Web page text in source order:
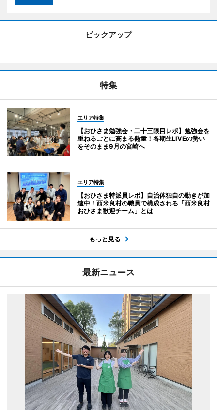
ピックアップ
特集
エリア特集
【おひさま勉強会・二十三限目レポ】勉強会を
重ねるごとに高まる熱量！各期生LIVEの勢い
をそのまま9月の宮崎へ
エリア特集
【おひさま特派員レポ】自治体独自の動きが加
速中！西米良村の職員で構成される「西米良村
おひさま歓迎チーム」とは
もっと見る
最新ニュース